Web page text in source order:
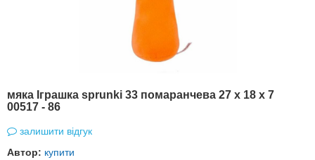
мяка Іграшка sprunki 33 помаранчева 27 x 18 x 7
00517 - 86
залишити відгук
Автор: купити